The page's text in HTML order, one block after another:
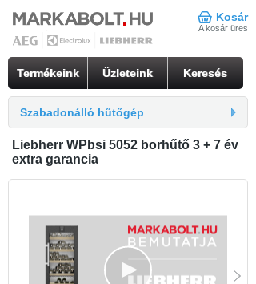
Kosár
A kosár üres
Termékeink Üzleteink Keresés
Szabadonálló hűtőgép
Liebherr WPbsi 5052 borhűtő 3 + 7 év
extra garancia